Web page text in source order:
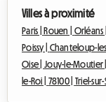
Villes à proximité
Paris | Rouen | Orléans
Poissy | Chanteloup-
Oise | Jouy-le-Moutier
le-Roi | 78100 | Triel-sur-